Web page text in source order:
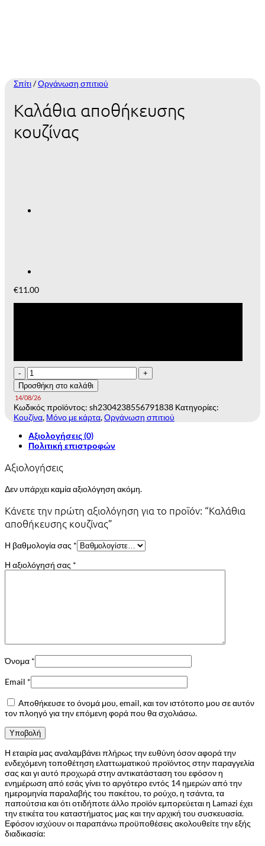
Σπίτι/Οργάνωση σπιτιού
Καλάθια αποθήκευσης
κουζίνας
€11.00
Καλάθια
αποθήκευσης
κουζίνας
ποσότητα
Προσθήκη στο καλάθι
14/08/26
Κωδικός προϊόντος: sh2304238556791838 Κατηγορίες:
Κουζίνα, Μόνο με κάρτα,Οργάνωση σπιτιού
Αξιολογήσεις (0)
Πολιτική επιστροφών
Αξιολογήσεις
Δεν υπάρχει καμία αξιολόγηση ακόμη.
Κάνετε την πρώτη αξιολόγηση για το προϊόν: “Καλάθια
αποθήκευσης κουζίνας”
Η βαθμολογία σας *
Η αξιολόγησή σας *
Όνομα *
Email *
Αποθήκευσε το όνομά μου, email, και τον ιστότοπο μου σε αυτόν
τον πλοηγό για την επόμενη φορά που θα σχολιάσω.
Η εταιρία μας αναλαμβάνει πλήρως την ευθύνη όσον αφορά την
ενδεχόμενη τοποθέτηση ελαττωματικού προϊόντος στην παραγγελία
σας και γι αυτό προχωρά στην αντικατάσταση του εφόσον η
ενημέρωση από εσάς γίνει το αργότερο εντός 14 ημερών από την
ημερομηνία παραλαβής του πακέτου, το ρούχο, η τσάντα, τα
παπούτσια και ότι οτιδήποτε άλλο προϊόν εμπορεύεται η Lamazi έχει
την ετικέτα του καταστήματος μας και την αρχική του συσκευασία.
Εφόσον ισχύουν οι παραπάνω προϋποθέσεις ακολουθείτε την εξής
διαδικασία: